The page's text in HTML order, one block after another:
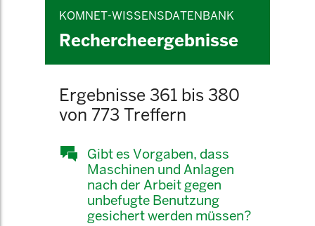
KOMNET-WISSENSDATENBANK
Rechercheergebnisse
Ergebnisse 361 bis 380
von 773 Treffern
Gibt es Vorgaben, dass
Maschinen und Anlagen
nach der Arbeit gegen
unbefugte Benutzung
gesichert werden müssen?